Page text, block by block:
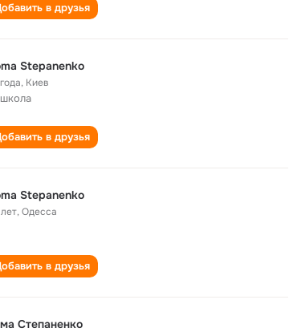
в друзья
Stepanenko
, Киев
в друзья
Stepanenko
,Одесса
в друзья
Степаненко